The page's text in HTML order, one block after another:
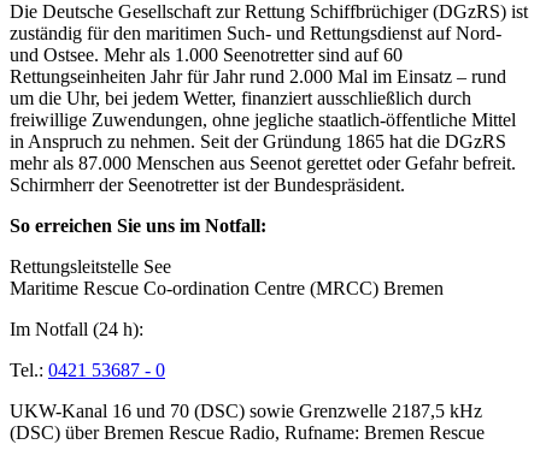
Die Deutsche Gesellschaft zur Rettung Schiffbrüchiger (DGzRS) ist
zuständig für den maritimen Such- und Rettungsdienst auf Nord-
und Ostsee. Mehr als 1.000 Seenotretter sind auf 60
Rettungseinheiten Jahr für Jahr rund 2.000 Mal im Einsatz – rund
um die Uhr, bei jedem Wetter, finanziert ausschließlich durch
freiwillige Zuwendungen, ohne jegliche staatlich-öffentliche Mittel
in Anspruch zu nehmen. Seit der Gründung 1865 hat die DGzRS
mehr als 87.000 Menschen aus Seenot gerettet oder Gefahr befreit.
Schirmherr der Seenotretter ist der Bundespräsident.
So erreichen Sie uns im Notfall:
Rettungsleitstelle See
Maritime Rescue Co-ordination Centre (MRCC) Bremen
Im Notfall (24 h):
Tel.: 0421 53687 - 0
UKW-Kanal 16 und 70 (DSC) sowie Grenzwelle 2187,5 kHz
(DSC) über Bremen Rescue Radio, Rufname: Bremen Rescue